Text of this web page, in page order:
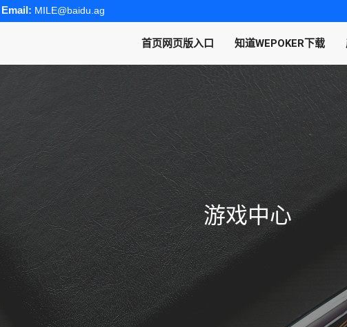
Email: MILE@baidu.ag
首页网页版入口 知道WEPOKER下载
游戏中心